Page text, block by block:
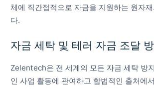
체에 직간접적으로 자금을 지원하는 원자
다.
자금 세탁 및 테러 자금 조달
Zelentech은 전 세계의 모든 자금 세탁 방
인 사업 활동에 관여하고 합법적인 출처에